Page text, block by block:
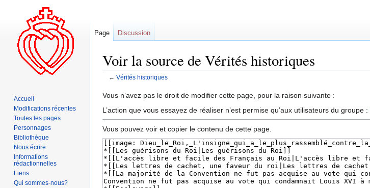
Voir la source de Vérités historiques
← Vérités historiques
Aller
à
navigation
Aller
à
recherche
Vous n’avez pas le droit de modifier cette page, pour la raison suivante :
L’action que vous essayez de réaliser n’est permise qu’aux utilisateurs du groupe :
Vous pouvez voir et copier le contenu de cette page.
Page Discussion
Accueil
Modifications récentes
Toutes les pages
Personnages
Bibliothèque
Nous écrire
Informations
rédactionnelles
Liens
Qui sommes-nous?